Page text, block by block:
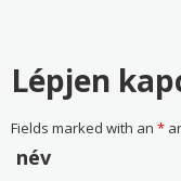
Lépjen
Fields marked with an *
név